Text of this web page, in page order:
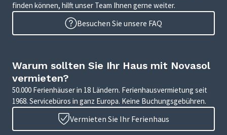
finden können, hilft unser Team Ihnen gerne weiter.
Besuchen Sie unsere FAQ
Warum sollten Sie Ihr Haus mit Novasol
vermieten?
50.000 Ferienhäuser in 18 Ländern. Ferienhausvermietung seit
1968. Servicebüros in ganz Europa. Keine Buchungsgebühren.
Vermieten Sie Ihr Ferienhaus